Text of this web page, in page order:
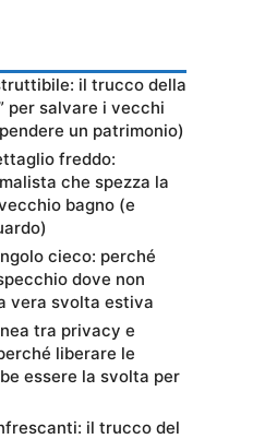
il trucco della
per salvare i vecchi
un patrimonio)
freddo:
che spezza la
bagno (e
cieco: perché
dove non
vera svolta estiva
tra privacy e
liberare le
essere la svolta per
il trucco del